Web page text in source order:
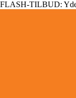
FLASH-TILBUD: